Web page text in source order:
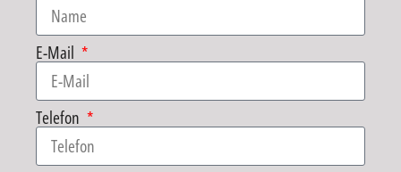
E-Mail
Telefon